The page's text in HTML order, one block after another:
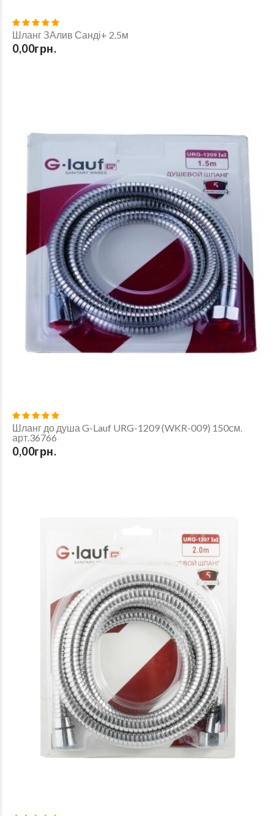
Шланг ЗАлив Санді+ 2.5м
0,00грн.
Шланг до душа G-Lauf URG-1209 (WKR-009) 150см.
арт.36766
0,00грн.